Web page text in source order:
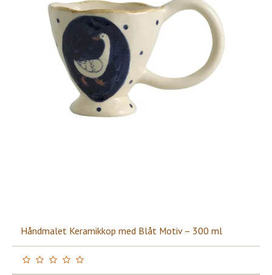
Håndmalet Keramikkop med Blåt Motiv – 300 ml